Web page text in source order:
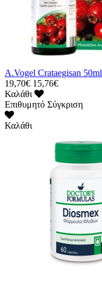
A.Vogel Crataegisan 50ml
19,70€ 15,76€
Καλάθι
Επιθυμητό Σύγκριση
Καλάθι